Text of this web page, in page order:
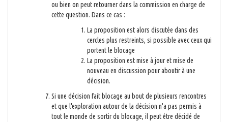
ou bien on peut retourner dans la commission en charge de
cette question. Dans ce cas :
La proposition est alors discutée dans des
cercles plus restreints, si possible avec ceux qui
portent le blocage
La proposition est mise à jour et mise de
nouveau en discussion pour aboutir à une
décision.
Si une décision fait blocage au bout de plusieurs rencontres
et que l'exploration autour de la décision n'a pas permis à
tout le monde de sortir du blocage, il peut être décidé de